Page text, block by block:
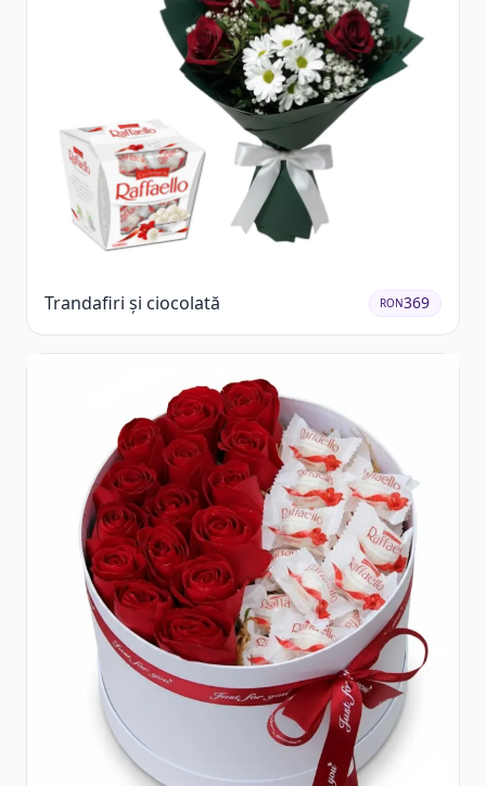
Trandafiri și ciocolată RON369